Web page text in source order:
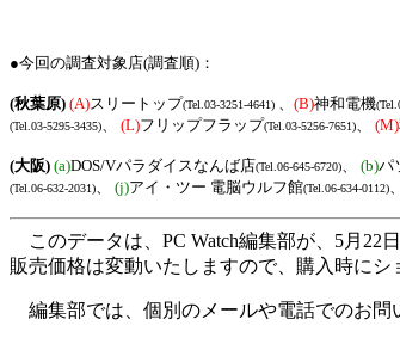
●今回の調査対象店(調査順)：
(秋葉原) (A)スリートップ(Tel.03-3251-4641) 、 (B)神和電機
(Tel.03-5295-3435)、 (L)フリップフラップ(Tel.03-5256-7651)、 (M)
(大阪) (a)DOS/Vパラダイスなんば店(Tel.06-645-6720)、 (b)パ
(Tel.06-632-2031)、 (j)アイ・ツー 電脳ウルフ館(Tel.06-634-0112)、
このデータは、PC Watch編集部が、5月22
販売価格は変動いたしますので、購入時に
編集部では、個別のメールや電話でのお問